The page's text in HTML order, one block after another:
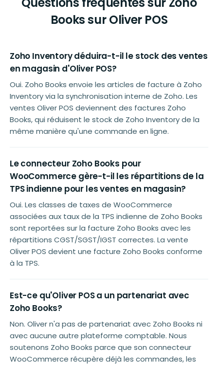
Books sur Oliver POS
Zoho Inventory déduira-t-il le stock des ventes
en magasin d'Oliver POS?
Oui. Zoho Books envoie les articles de facture à Zoho
Inventory via la synchronisation interne de Zoho. Les
ventes Oliver POS deviennent des factures Zoho
Books, qui réduisent le stock de Zoho Inventory de la
même manière qu'une commande en ligne.
Le connecteur Zoho Books pour
WooCommerce gère-t-il les répartitions de la
TPS indienne pour les ventes en magasin?
Oui. Les classes de taxes de WooCommerce
associées aux taux de la TPS indienne de Zoho Books
sont reportées sur la facture Zoho Books avec les
répartitions CGST/SGST/IGST correctes. La vente
Oliver POS devient une facture Zoho Books conforme
à la TPS.
Est-ce qu'Oliver POS a un partenariat avec
Zoho Books?
Non. Oliver n'a pas de partenariat avec Zoho Books ni
avec aucune autre plateforme comptable. Nous
soutenons Zoho Books parce que son connecteur
WooCommerce récupère déjà les commandes, les